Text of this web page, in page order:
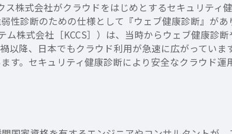
株式会社がクラウドをはじめとするセキュリティ
性診断のための仕様として『ウェブ健康診断』が
株式会社［KCCS］）は、当時からウェブ健康診
降、日本でもクラウド利用が急速に広がっていま
す。セキュリティ健康診断により安全なクラウド運